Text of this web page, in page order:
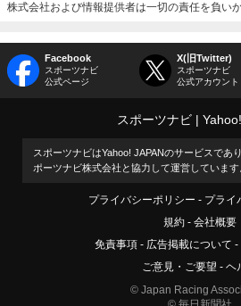
株式会社および情報提供者は一切の責任を負いか
Facebook
スポーツナビ
公式ページ
X(旧Twitter)
スポーツナビ
公式アカウント
スポーツナビ
スポーツナビはYahoo! JAPANのサービスであ
ポーツナビ株式会社と協力して運営しています
プライバシーポリシー
プライ
規約
会社概要
免責事項
広告掲載について
ご意見・ご要望
ヘ
© Japan Racing